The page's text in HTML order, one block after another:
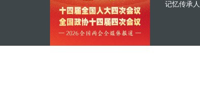
记忆传承人